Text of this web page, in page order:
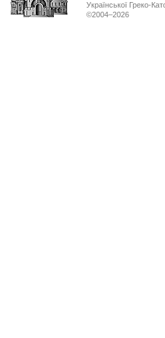
Української Греко-
©2004–2026